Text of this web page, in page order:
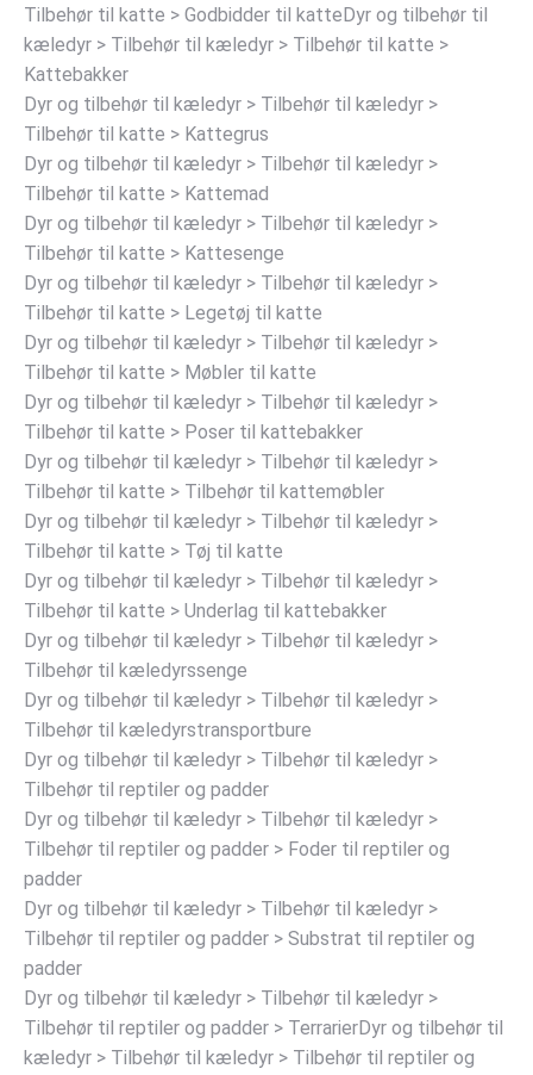
Tilbehør til katte > Godbidder til katteDyr og tilbehør til
kæledyr > Tilbehør til kæledyr > Tilbehør til katte >
Kattebakker
Dyr og tilbehør til kæledyr > Tilbehør til kæledyr >
Tilbehør til katte > Kattegrus
Dyr og tilbehør til kæledyr > Tilbehør til kæledyr >
Tilbehør til katte > Kattemad
Dyr og tilbehør til kæledyr > Tilbehør til kæledyr >
Tilbehør til katte > Kattesenge
Dyr og tilbehør til kæledyr > Tilbehør til kæledyr >
Tilbehør til katte > Legetøj til katte
Dyr og tilbehør til kæledyr > Tilbehør til kæledyr >
Tilbehør til katte > Møbler til katte
Dyr og tilbehør til kæledyr > Tilbehør til kæledyr >
Tilbehør til katte > Poser til kattebakker
Dyr og tilbehør til kæledyr > Tilbehør til kæledyr >
Tilbehør til katte > Tilbehør til kattemøbler
Dyr og tilbehør til kæledyr > Tilbehør til kæledyr >
Tilbehør til katte > Tøj til katte
Dyr og tilbehør til kæledyr > Tilbehør til kæledyr >
Tilbehør til katte > Underlag til kattebakker
Dyr og tilbehør til kæledyr > Tilbehør til kæledyr >
Tilbehør til kæledyrssenge
Dyr og tilbehør til kæledyr > Tilbehør til kæledyr >
Tilbehør til kæledyrstransportbure
Dyr og tilbehør til kæledyr > Tilbehør til kæledyr >
Tilbehør til reptiler og padder
Dyr og tilbehør til kæledyr > Tilbehør til kæledyr >
Tilbehør til reptiler og padder > Foder til reptiler og
padder
Dyr og tilbehør til kæledyr > Tilbehør til kæledyr >
Tilbehør til reptiler og padder > Substrat til reptiler og
padder
Dyr og tilbehør til kæledyr > Tilbehør til kæledyr >
Tilbehør til reptiler og padder > TerrarierDyr og tilbehør til
kæledyr > Tilbehør til kæledyr > Tilbehør til reptiler og